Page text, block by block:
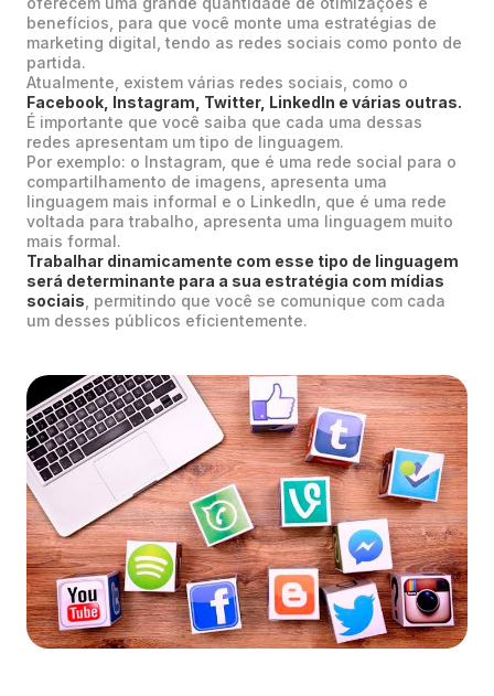
benefícios, para que você monte uma estratégias de
marketing digital, tendo as redes sociais como ponto de
partida.
Atualmente, existem várias redes sociais, como o
Facebook, Instagram, Twitter, LinkedIn e várias outras.
É importante que você saiba que cada uma dessas
redes apresentam um tipo de linguagem.
Por exemplo: o Instagram, que é uma rede social para o
compartilhamento de imagens, apresenta uma
linguagem mais informal e o LinkedIn, que é uma rede
voltada para trabalho, apresenta uma linguagem muito
mais formal.
Trabalhar dinamicamente com esse tipo de linguagem
será determinante para a sua estratégia com mídias
sociais , permitindo que você se comunique com cada
um desses públicos eficientemente.